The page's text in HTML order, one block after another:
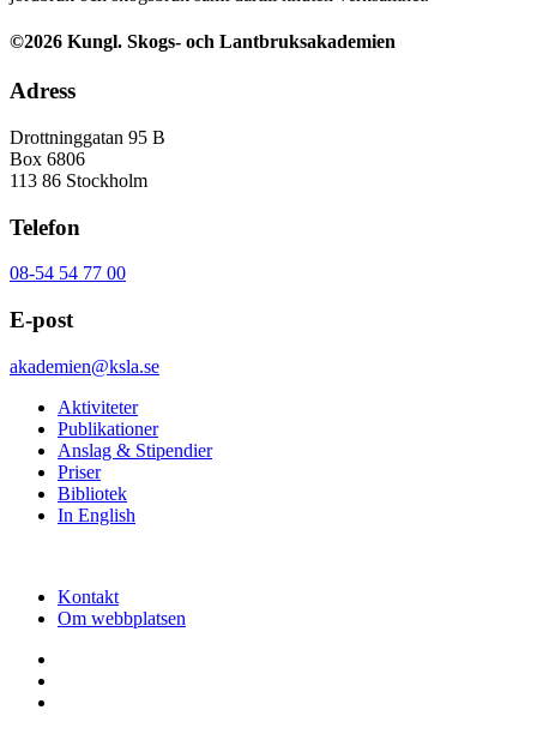
©2026 Kungl. Skogs- och Lantbruksakademien
Adress
Drottninggatan 95 B
Box 6806
113 86 Stockholm
Telefon
08-54 54 77 00
E-post
akademien@ksla.se
Aktiviteter
Publikationer
Anslag & Stipendier
Priser
Bibliotek
In English
Kontakt
Om webbplatsen